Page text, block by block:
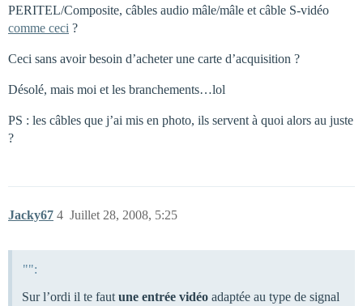
PERITEL/Composite, câbles audio mâle/mâle et câble S-vidéo
comme ceci ?
Ceci sans avoir besoin d’acheter une carte d’acquisition ?
Désolé, mais moi et les branchements…lol
PS : les câbles que j’ai mis en photo, ils servent à quoi alors au juste
?
Jacky67 Juillet 28, 2008, 5:25
4
"":
Sur l’ordi il te faut une entrée vidéo adaptée au type de signal